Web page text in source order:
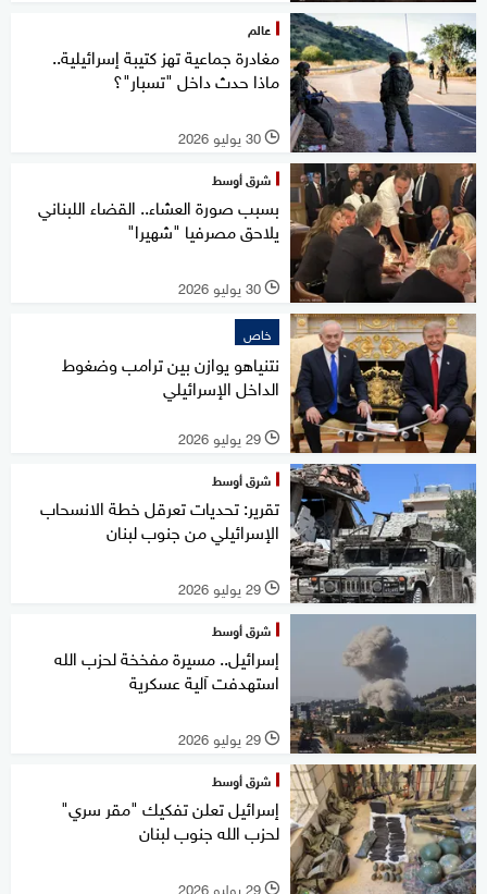
عالم
مغادرة جماعية تهز كتيبة إسرائيلية..
ماذا حدث داخل "تسبار"؟
l 30 يوليو 2026
شرق أوسط
بسبب صورة العشاء.. القضاء اللبناني
يلاحق مصرفيا "شهيرا"
l 30 يوليو 2026
خاص
نتنياهو يوازن بين ترامب وضغوط
الداخل الإسرائيلي
l 29 يوليو 2026
شرق أوسط
تقرير: تحديات تعرقل خطة الانسحاب
الإسرائيلي من جنوب لبنان
l 29 يوليو 2026
شرق أوسط
إسرائيل.. مسيرة مفخخة لحزب الله
استهدفت آلية عسكرية
l 29 يوليو 2026
شرق أوسط
إسرائيل تعلن تفكيك "مقر سري"
لحزب الله جنوب لبنان
l 29 يوليو 2026